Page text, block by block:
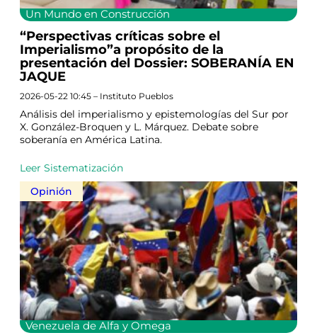
Un Mundo en Construcción
“Perspectivas críticas sobre el
Imperialismo”a propósito de la
presentación del Dossier: SOBERANÍA EN
JAQUE
2026-05-22 10:45 – Instituto Pueblos
Análisis del imperialismo y epistemologías del Sur por
X. González-Broquen y L. Márquez. Debate sobre
soberanía en América Latina.
Leer Sistematización
Opinión
Venezuela de Alfa y Omega